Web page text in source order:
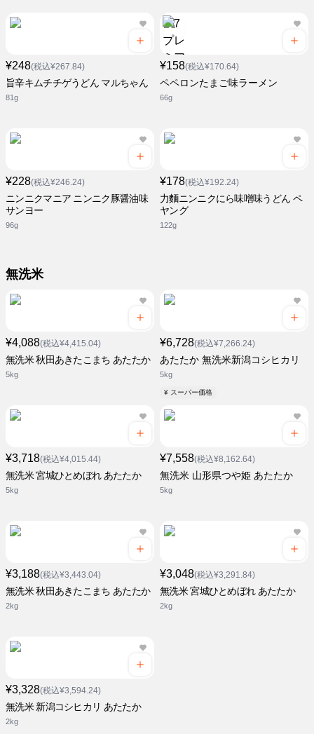
¥248(税込¥267.84)
旨辛キムチチゲうどん マルちゃん
81g
¥158(税込¥170.64)
ペペロンたまご味ラーメン
66g
¥228(税込¥246.24)
ニンニクマニア ニンニク豚醤油味
サンヨー
96g
¥178(税込¥192.24)
力麵ニンニクにら味噌味うどん ペ
ヤング
122g
無洗米
¥4,088(税込¥4,415.04)
無洗米 秋田あきたこまち あたたか
5kg
¥6,728(税込¥7,266.24)
あたたか 無洗米新潟コシヒカリ
5kg
¥ スーパー価格
¥3,718(税込¥4,015.44)
無洗米 宮城ひとめぼれ あたたか
5kg
¥7,558(税込¥8,162.64)
無洗米 山形県つや姫 あたたか
5kg
¥3,188(税込¥3,443.04)
無洗米 秋田あきたこまち あたたか
2kg
¥3,048(税込¥3,291.84)
無洗米 宮城ひとめぼれ あたたか
2kg
¥3,328(税込¥3,594.24)
無洗米 新潟コシヒカリ あたたか
2kg